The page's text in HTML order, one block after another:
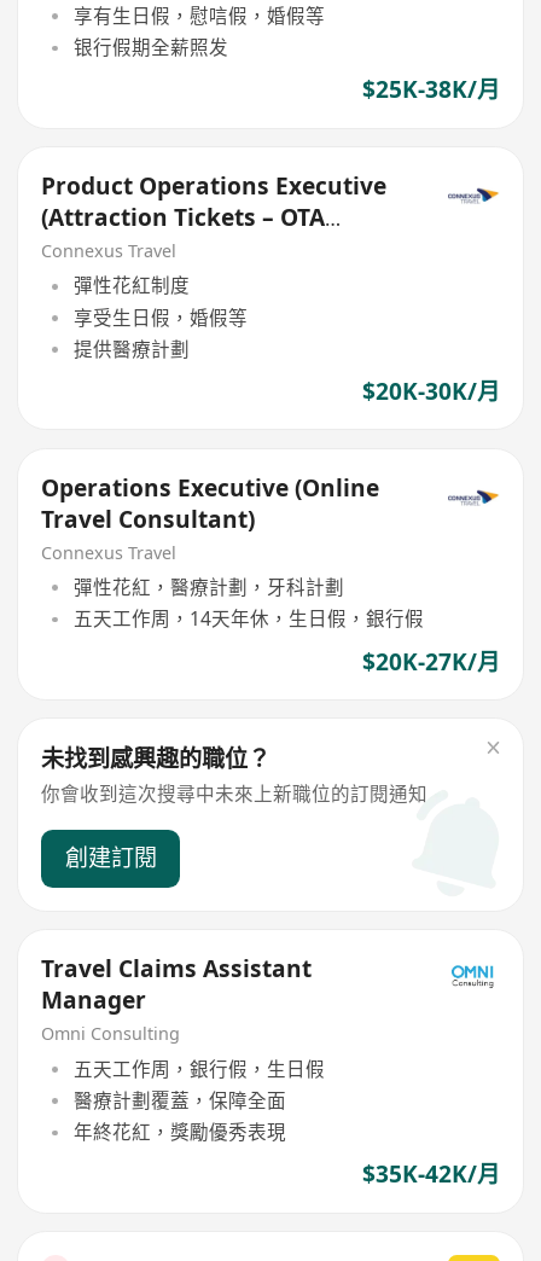
享有生日假，慰唁假，婚假等
银行假期全薪照发
$25K-38K/月
Product Operations Executive
(Attraction Tickets – OTA
Platform, Hong Kong)
Connexus Travel
彈性花紅制度
享受生日假，婚假等
提供醫療計劃
$20K-30K/月
Operations Executive (Online
Travel Consultant)
Connexus Travel
彈性花紅，醫療計劃，牙科計劃
五天工作周，14天年休，生日假，銀行假
$20K-27K/月
未找到感興趣的職位？
你會收到這次搜尋中未來上新職位的訂閱通知
創建訂閱
Travel Claims Assistant
Manager
Omni Consulting
五天工作周，銀行假，生日假
醫療計劃覆蓋，保障全面
年終花紅，獎勵優秀表現
$35K-42K/月